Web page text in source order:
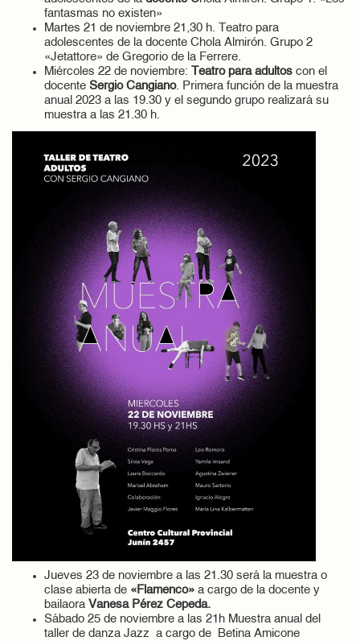
fantasmas no existen»
Martes 21 de noviembre 21,30 h. Teatro para
adolescentes de la docente Chola Almirón. Grupo 2
«Jetattore» de Gregorio de la Ferrere.
Miércoles 22 de noviembre: Teatro para adultos con el
docente Sergio Cangiano. Primera función de la muestra
anual 2023 a las 19.30 y el segundo grupo realizará su
muestra a las 21.30 h.
Jueves 23 de noviembre a las 21.30 será la muestra o
clase abierta de «Flamenco» a cargo de la docente y
bailaora Vanesa Pérez Cepeda.
Sábado 25 de noviembre a las 21h Muestra anual del
taller de danza Jazz a cargo de Betina Amicone